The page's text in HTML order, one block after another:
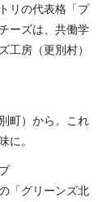
リの代表格「プ
ーズは、共働学
房（更別村）
町）から。これ
。
「グリーンズ北